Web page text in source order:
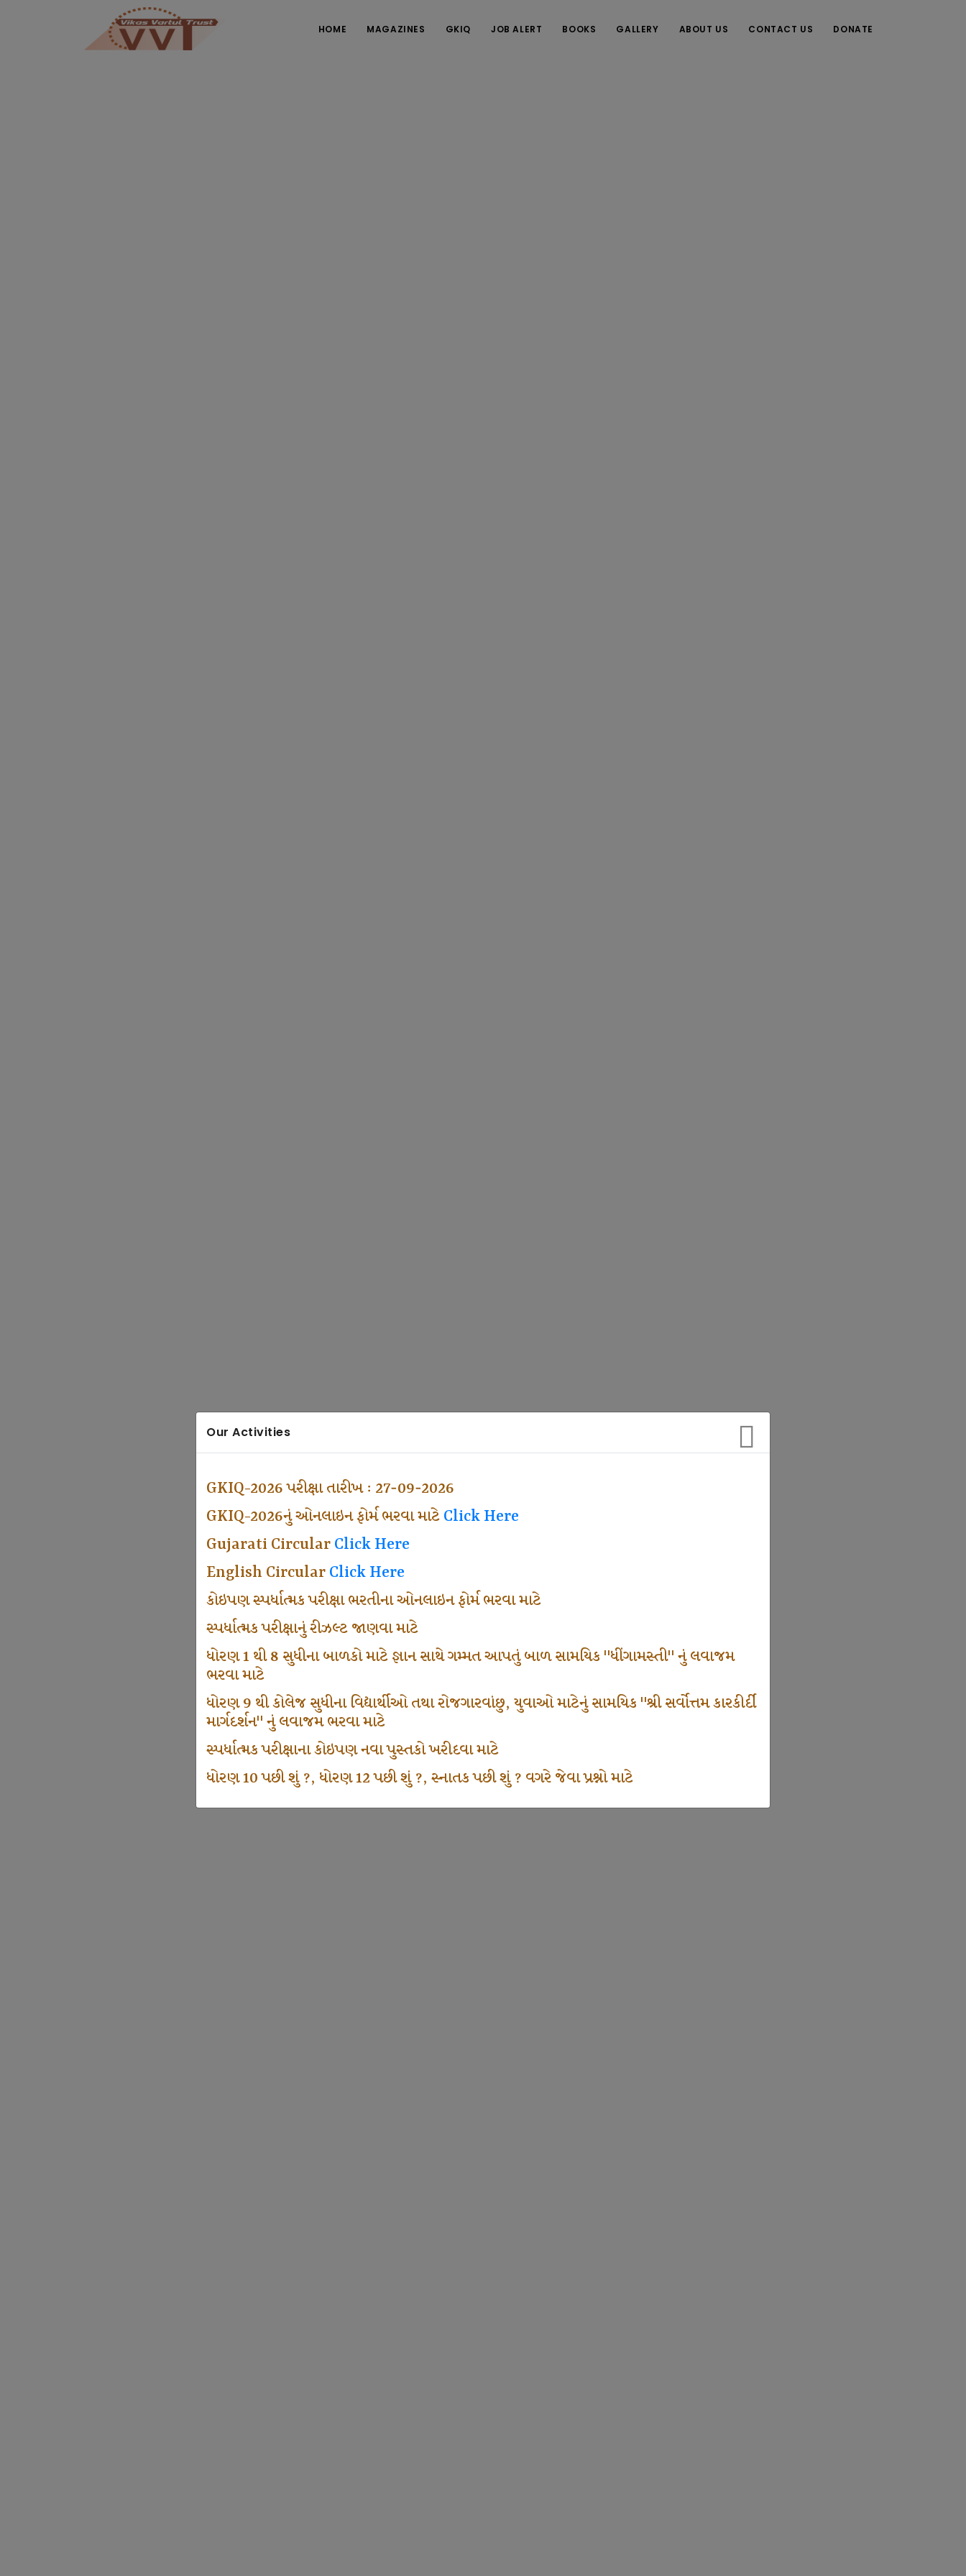
HOME MAGAZINES GKIQ JOB ALERT BOOKS GALLERY ABOUT US CONTACT US DONATE
Our Activities
GKIQ-2026 પરીક્ષા તારીખ : 27-09-2026
GKIQ-2026નું ઓનલાઇન ફોર્મ ભરવા માટે Click Here
Gujarati Circular Click Here
English Circular Click Here
કોઇપણ સ્પર્ધાત્મક પરીક્ષા ભરતીના ઓનલાઇન ફોર્મ ભરવા માટે
સ્પર્ધાત્મક પરીક્ષાનું રીઝલ્ટ જાણવા માટે
ધોરણ 1 થી 8 સુધીના બાળકો માટે જ્ઞાન સાથે ગમ્મત આપતું બાળ સામયિક "ધીંગામસ્તી" નું લવાજમ
ભરવા માટે
ધોરણ 9 થી કોલેજ સુધીના વિદ્યાર્થીઓ તથા રોજગારવાંછુ, યુવાઓ માટેનું સામયિક "શ્રી સર્વોત્તમ કારકીર્દી
માર્ગદર્શન" નું લવાજમ ભરવા માટે
સ્પર્ધાત્મક પરીક્ષાના કોઇપણ નવા પુસ્તકો ખરીદવા માટે
ધોરણ 10 પછી શું ?, ધોરણ 12 પછી શું ?, સ્નાતક પછી શું ? વગરે જેવા પ્રશ્નો માટે